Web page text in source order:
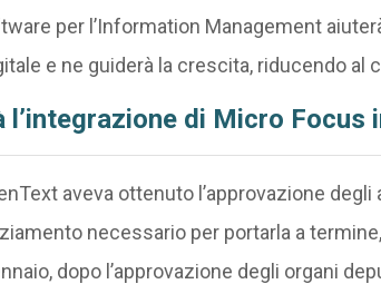
per l’Information Management
e ne guiderà la crescita, riducendo al
l’integrazione di Micro Focus
aveva ottenuto l’approvazione degli
necessario per portarla a
dopo l’approvazione degli organi